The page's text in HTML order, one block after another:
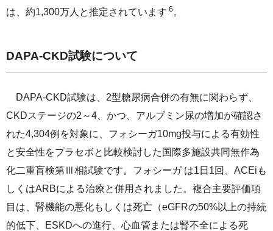
は、約1,300万人と推定されています 6 。
DAPA-CKD試験について
DAPA-CKD試験は、2型糖尿病合併の有無に関わらず、
CKDステージの2～4、かつ、アルブミン尿の増加が確認さ
れた4,304例を対象に、フォシーガ10mg投与による有効性
と安全性をプラセボと比較検討した国際多施設共同無作為
化二重盲検第Ⅲ相試験です。フォシーガ は1日1回、ACEiも
しくはARBによる治療と併用されました。複合主要評価項
目は、腎機能の悪化もしくは死亡（eGFRの50%以上の持続
的低下、ESKDへの進行、心血管または腎不全による死